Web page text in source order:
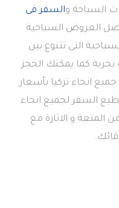
السياحة والسفر فى
العروض السياحية
التى تتنوع بين
كما يمكنك الحجز
انحاء تركيا بأسعار
السفر لجميع انحاء
المتعة و الاثارة مع